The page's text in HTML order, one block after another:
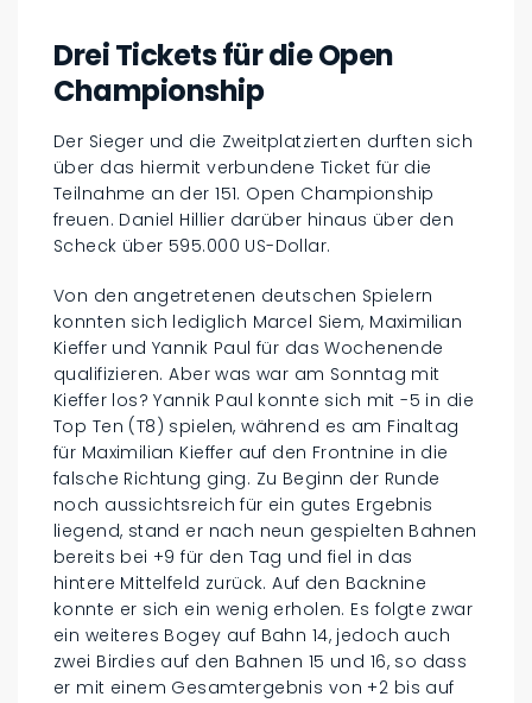
Drei Tickets für die Open
Championship
Der Sieger und die Zweitplatzierten durften sich
über das hiermit verbundene Ticket für die
Teilnahme an der 151. Open Championship
freuen. Daniel Hillier darüber hinaus über den
Scheck über 595.000 US-Dollar.
Von den angetretenen deutschen Spielern
konnten sich lediglich Marcel Siem, Maximilian
Kieffer und Yannik Paul für das Wochenende
qualifizieren. Aber was war am Sonntag mit
Kieffer los? Yannik Paul konnte sich mit -5 in die
Top Ten (T8) spielen, während es am Finaltag
für Maximilian Kieffer auf den Frontnine in die
falsche Richtung ging. Zu Beginn der Runde
noch aussichtsreich für ein gutes Ergebnis
liegend, stand er nach neun gespielten Bahnen
bereits bei +9 für den Tag und fiel in das
hintere Mittelfeld zurück. Auf den Backnine
konnte er sich ein wenig erholen. Es folgte zwar
ein weiteres Bogey auf Bahn 14, jedoch auch
zwei Birdies auf den Bahnen 15 und 16, so dass
er mit einem Gesamtergebnis von +2 bis auf